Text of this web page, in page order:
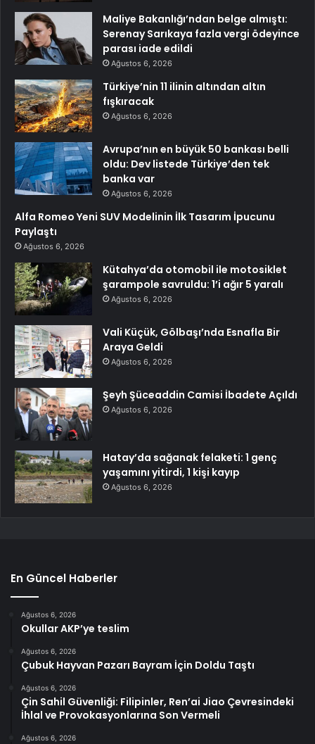
Maliye Bakanlığı’ndan belge almıştı:
Serenay Sarıkaya fazla vergi ödeyince
parası iade edildi
Ağustos 6, 2026
Türkiye’nin 11 ilinin altından altın
fışkıracak
Ağustos 6, 2026
Avrupa’nın en büyük 50 bankası belli
oldu: Dev listede Türkiye’den tek
banka var
Ağustos 6, 2026
Alfa Romeo Yeni SUV Modelinin İlk Tasarım İpucunu
Paylaştı
Ağustos 6, 2026
Kütahya’da otomobil ile motosiklet
şarampole savruldu: 1’i ağır 5 yaralı
Ağustos 6, 2026
Vali Küçük, Gölbaşı’nda Esnafla Bir
Araya Geldi
Ağustos 6, 2026
Şeyh Şüceaddin Camisi İbadete Açıldı
Ağustos 6, 2026
Hatay’da sağanak felaketi: 1 genç
yaşamını yitirdi, 1 kişi kayıp
Ağustos 6, 2026
En Güncel Haberler
Ağustos 6, 2026
Okullar AKP’ye teslim
Ağustos 6, 2026
Çubuk Hayvan Pazarı Bayram İçin Doldu Taştı
Ağustos 6, 2026
Çin Sahil Güvenliği: Filipinler, Ren’ai Jiao Çevresindeki
İhlal ve Provokasyonlarına Son Vermeli
Ağustos 6, 2026